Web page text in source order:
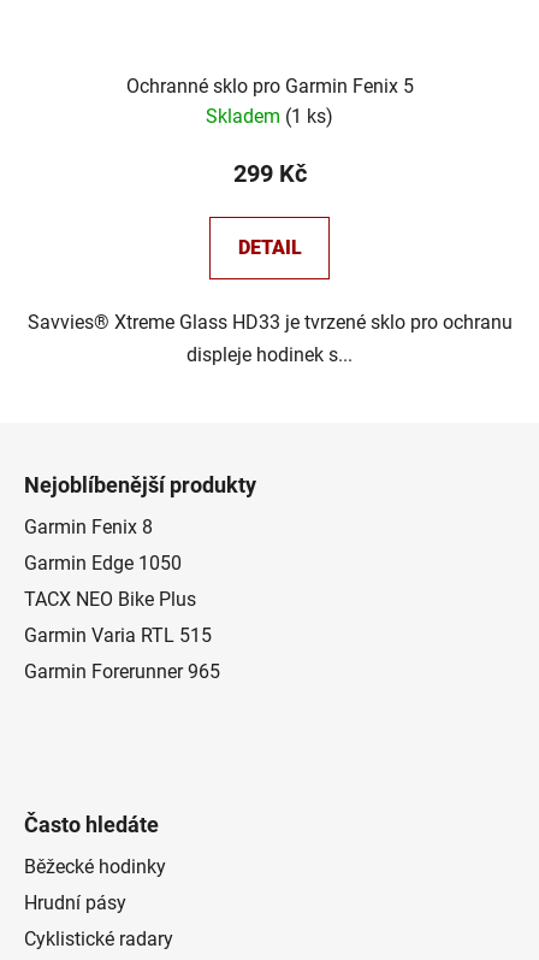
Ochranné sklo pro Garmin Fenix 5
Skladem (1 ks)
299 Kč
DETAIL
Savvies® Xtreme Glass HD33 je tvrzené sklo pro ochranu
displeje hodinek s...
Nejoblíbenější produkty
Garmin Fenix 8
Garmin Edge 1050
TACX NEO Bike Plus
Garmin Varia RTL 515
Garmin Forerunner 965
Často hledáte
Běžecké hodinky
Hrudní pásy
Cyklistické radary